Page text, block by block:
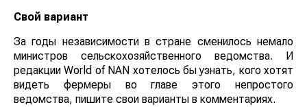
Свой вариант
За годы независимости в стране сменилось немало
министров сельскохозяйственного ведомства. И
редакции World of NAN хотелось бы узнать, кого хотят
видеть фермеры во главе этого непростого
ведомства, пишите свои варианты в комментариях.